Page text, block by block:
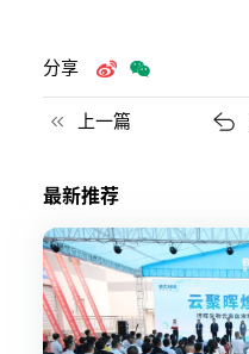
分享
上一篇
最新推荐